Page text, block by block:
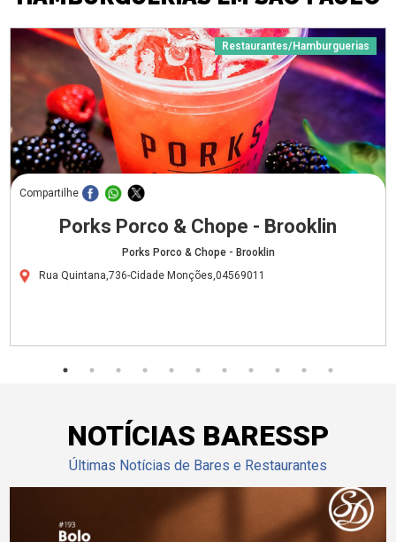
Restaurantes/Hamburguerias
Compartilhe
Porks Porco & Chope - Brooklin
Porks Porco & Chope - Brooklin
Rua Quintana,736-Cidade Monções,04569011
NOTÍCIAS BARESSP
Últimas Notícias de Bares e Restaurantes